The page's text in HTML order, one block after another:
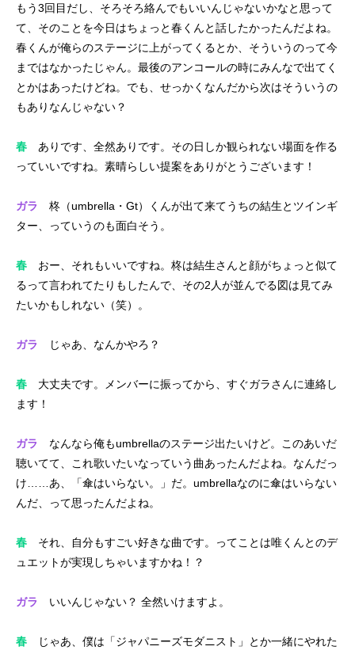
もう3回目だし、そろそろ絡んでもいいんじゃないかなと思って
て、そのことを今日はちょっと春くんと話したかったんだよね。
春くんが俺らのステージに上がってくるとか、そういうのって今
まではなかったじゃん。最後のアンコールの時にみんなで出てく
とかはあったけどね。でも、せっかくなんだから次はそういうの
もありなんじゃない？
春 ありです、全然ありです。その日しか観られない場面を作る
っていいですね。素晴らしい提案をありがとうございます！
ガラ
柊（umbrella・Gt）くんが出て来てうちの結生とツインギ
ター、っていうのも面白そう。
春 おー、それもいいですね。柊は結生さんと顔がちょっと似て
るって言われてたりもしたんで、その2人が並んでる図は見てみ
たいかもしれない（笑）。
ガラ じゃあ、なんかやろ？
春 大丈夫です。メンバーに振ってから、すぐガラさんに連絡し
ます！
ガラ
なんなら俺もumbrellaのステージ出たいけど。このあいだ
聴いてて、これ歌いたいなっていう曲あったんだよね。なんだっ
け……あ、「傘はいらない。」だ。umbrellaなのに傘はいらない
んだ、って思ったんだよね。
春 それ、自分もすごい好きな曲です。ってことは唯くんとのデ
ュエットが実現しちゃいますかね！？
ガラ いいんじゃない？ 全然いけますよ。
春 じゃあ、僕は「ジャパニーズモダニスト」とか一緒にやれた